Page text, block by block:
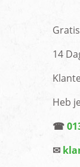
14
Heb
☎
✉